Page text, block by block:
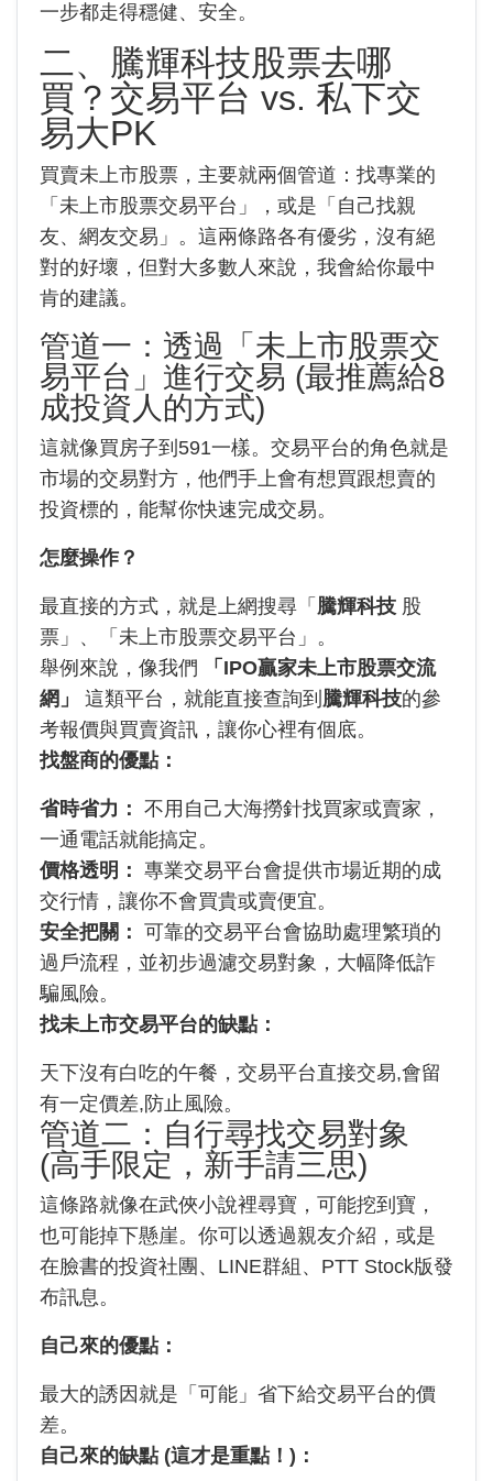
一步都走得穩健、安全。
二、騰輝科技股票去哪
買？交易平台 vs. 私下交
易大PK
買賣未上市股票，主要就兩個管道：找專業的
「未上市股票交易平台」，或是「自己找親
友、網友交易」。這兩條路各有優劣，沒有絕
對的好壞，但對大多數人來說，我會給你最中
肯的建議。
管道一：透過「未上市股票交
易平台」進行交易 (最推薦給8
成投資人的方式)
這就像買房子到591一樣。交易平台的角色就是
市場的交易對方，他們手上會有想買跟想賣的
投資標的，能幫你快速完成交易。
怎麼操作？
最直接的方式，就是上網搜尋「 騰輝科技 股
票」、「未上市股票交易平台」。
舉例來說，像我們
「IPO贏家未上市股票交流
網」
這類平台，就能直接查詢到 騰輝科技的參
考報價與買賣資訊，讓你心裡有個底。
找盤商的優點：
省時省力： 不用自己大海撈針找買家或賣家，
一通電話就能搞定。
價格透明： 專業交易平台會提供市場近期的成
交行情，讓你不會買貴或賣便宜。
安全把關： 可靠的交易平台會協助處理繁瑣的
過戶流程，並初步過濾交易對象，大幅降低詐
騙風險。
找未上市交易平台的缺點：
天下沒有白吃的午餐，交易平台直接交易,會留
有一定價差,防止風險。
管道二：自行尋找交易對象
(高手限定，新手請三思)
這條路就像在武俠小說裡尋寶，可能挖到寶，
也可能掉下懸崖。你可以透過親友介紹，或是
在臉書的投資社團、LINE群組、PTT Stock版發
布訊息。
自己來的優點：
最大的誘因就是「可能」省下給交易平台的價
差。
自己來的缺點 (這才是重點！)：